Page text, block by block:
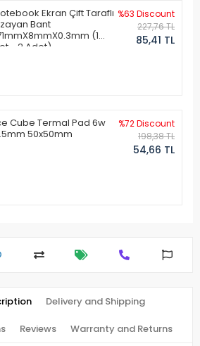
Ekran Çift Taraflı
Bant
(1
- 2 Adet)
%63 Discount
227,76 TL
85,41 TL
Cube Termal Pad 6w
50x50mm
%72 Discount
198,38 TL
54,66 TL
Delivery and Shipping
Reviews Warranty and Returns